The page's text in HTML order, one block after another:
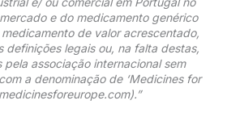
e do medicamento genérico
de valor acrescentado,
definições legais ou, na falta destas,
pela associação internacional sem
a denominação de ‘Medicines for